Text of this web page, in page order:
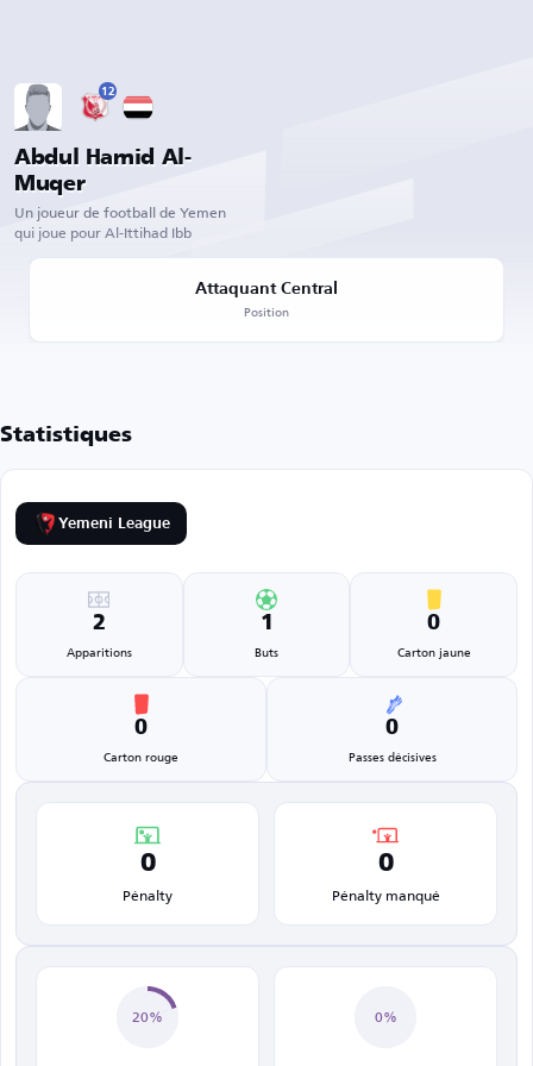
12
Abdul Hamid Al-
Muqer
Un joueur de football de Yemen
qui joue pour Al-Ittihad Ibb
Attaquant Central
Position
Statistiques
Yemeni League
2
Apparitions
1
Buts
0
Carton jaune
0
Carton rouge
0
Passes décisives
0
Pénalty
0
Pénalty manqué
20% 0%